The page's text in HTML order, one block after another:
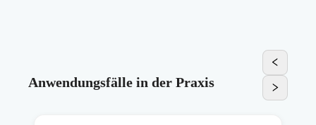
Anwendungsfälle in der Praxis